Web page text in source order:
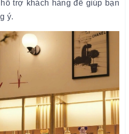
trợ khách hàng để giúp bạn
ý.